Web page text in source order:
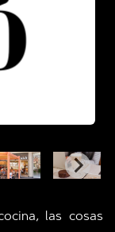
las cosas